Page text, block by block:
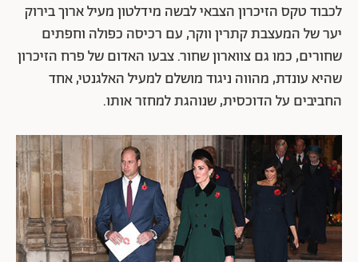
לכבוד טקס הזיכרון הצבאי לבשה מידלטון מעיל ארוך בירוק
יער של המעצבת קתרין ווקר, עם רכיסה כפולה וחפתים
שחורים, כמו גם צווארון שחור. צבעו האדום של פרח הזיכרון
שהיא עונדת, מהווה ניגוד מושלם למעיל האלגנטי, אחד
החביבים על הדוכסית, שנוהגת למחזר אותו.